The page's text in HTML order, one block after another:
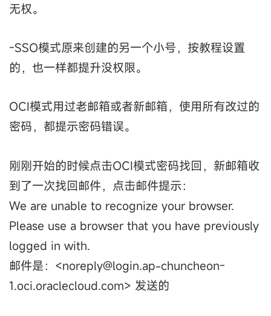
无权。
-SSO模式原来创建的另一个小号，按教程设置
的，也一样都提升没权限。
OCI模式用过老邮箱或者新邮箱，使用所有改过的
密码，都提示密码错误。
刚刚开始的时候点击OCI模式密码找回，新邮箱收
到了一次找回邮件，点击邮件提示：
We are unable to recognize your browser.
Please use a browser that you have previously
logged in with.
邮件是：<noreply@login.ap-chuncheon-
1.oci.oraclecloud.com> 发送的